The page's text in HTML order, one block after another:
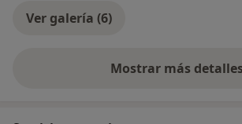
Ver galería (6)
Mostrar mássobre la